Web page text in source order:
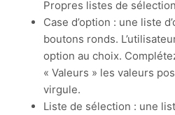
Propres listes de
Case d’option : une liste
boutons ronds.
option au choix.
« Valeurs » les valeurs
virgule.
Liste de sélection : une